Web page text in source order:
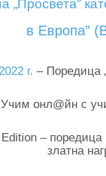
„Просвета”
в Европа”
г. – Поредица
онл@йн с
– поредица
златна